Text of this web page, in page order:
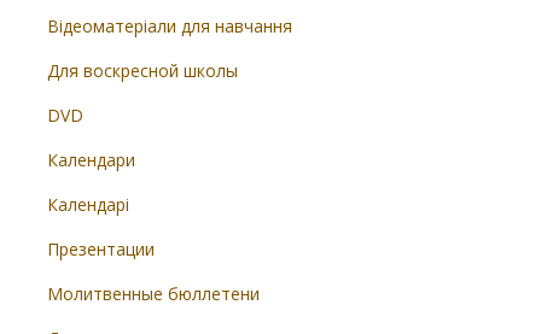
Відеоматеріали для навчання
Для воскресной школы
DVD
Календари
Календарі
Презентации
Молитвенные бюллетени